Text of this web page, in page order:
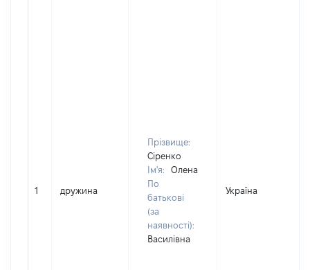
1 дружина
Прізвище:
Сіренко
Ім'я:
Олена
По
батькові
(за
наявності):
Василівна
Україна